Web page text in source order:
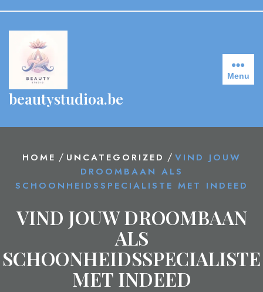
content
beautystudioa.be
Menu
HOME / UNCATEGORIZED / VIND JOUW
DROOMBAAN ALS
SCHOONHEIDSSPECIALISTE MET INDEED
VIND JOUW DROOMBAAN
ALS
SCHOONHEIDSSPECIALISTE
MET INDEED